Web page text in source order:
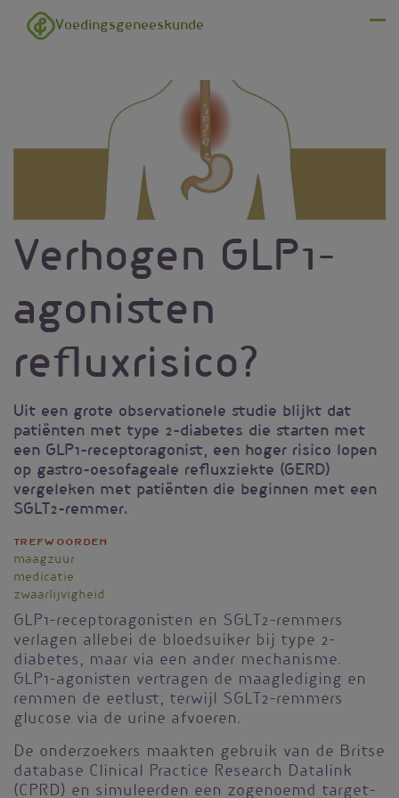
Overslaan en naar de inhoud gaan
Voedingsgeneeskunde
Verhogen GLP1-
agonisten
refluxrisico?
Uit een grote observationele studie blijkt dat
patiënten met type 2-diabetes die starten met
een GLP1-receptoragonist, een hoger risico lopen
op gastro-oesofageale refluxziekte (GERD)
vergeleken met patiënten die beginnen met een
SGLT2-remmer.
Trefwoorden
maagzuur
medicatie
zwaarlijvigheid
GLP1-receptoragonisten en SGLT2-remmers
verlagen allebei de bloedsuiker bij type 2-
diabetes, maar via een ander mechanisme.
GLP1-agonisten vertragen de maaglediging en
remmen de eetlust, terwijl SGLT2-remmers
glucose via de urine afvoeren.
De onderzoekers maakten gebruik van de Britse
database Clinical Practice Research Datalink
(CPRD) en simuleerden een zogenoemd target-